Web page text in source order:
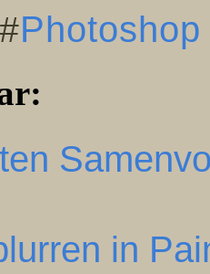
#Photoshop
in